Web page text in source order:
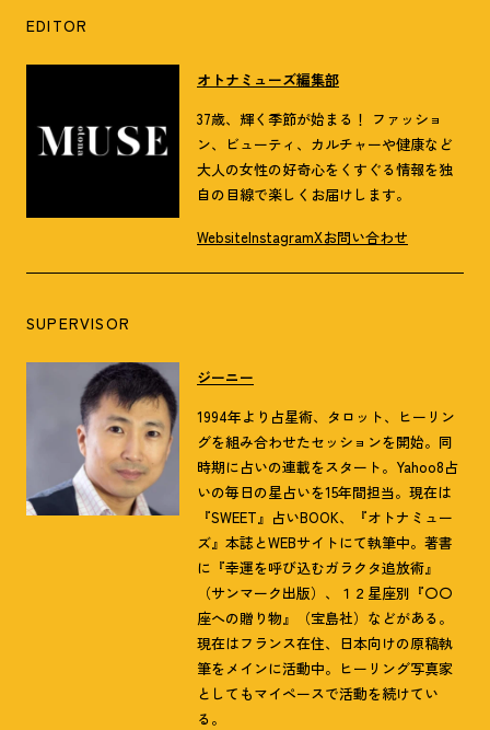
EDITOR
オトナミューズ編集部
37歳、輝く季節が始まる！ ファッショ
ン、ビューティ、カルチャーや健康など
大人の女性の好奇心をくすぐる情報を独
自の目線で楽しくお届けします。
WebsiteInstagramXお問い合わせ
SUPERVISOR
ジーニー
1994年より占星術、タロット、ヒーリン
グを組み合わせたセッションを開始。同
時期に占いの連載をスタート。Yahoo8占
いの毎日の星占いを15年間担当。現在は
『SWEET』占いBOOK、『オトナミュー
ズ』本誌とWEBサイトにて執筆中。著書
に『幸運を呼び込むガラクタ追放術』
（サンマーク出版）、１２星座別『〇〇
座への贈り物』（宝島社）などがある。
現在はフランス在住、日本向けの原稿執
筆をメインに活動中。ヒーリング写真家
としてもマイペースで活動を続けてい
る。